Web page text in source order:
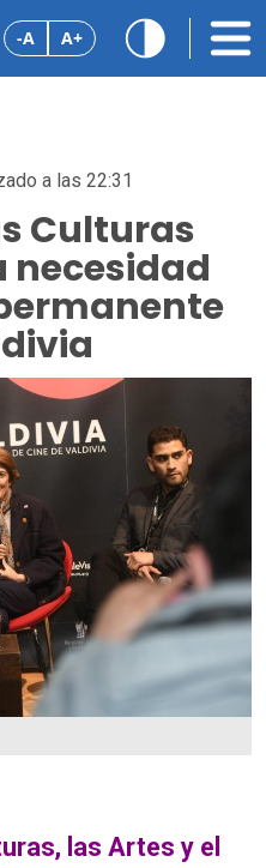
-A A+
a las 22:31
Culturas
necesidad
las Artes y el